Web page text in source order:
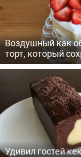
Воздушный как
торт, который
Удивил гостей